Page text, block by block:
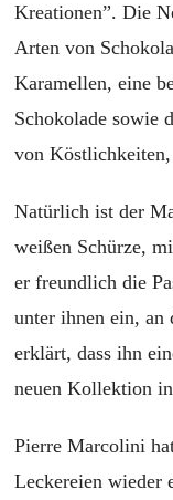
Kreationen”. Die
Arten von
Karamellen, eine
Schokolade sowie
von Köstlichkeiten,
Natürlich ist der
weißen Schürze,
er freundlich die
unter ihnen ein, an
erklärt, dass ihn
neuen Kollektion
Pierre Marcolini
Leckereien wieder